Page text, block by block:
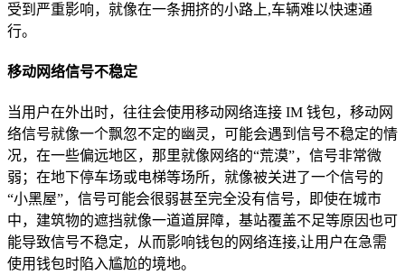
受到严重影响，就像在一条拥挤的小路上,车辆难以快速通
行。
移动网络信号不稳定
当用户在外出时，往往会使用移动网络连接 IM 钱包，移动网
络信号就像一个飘忽不定的幽灵，可能会遇到信号不稳定的情
况，在一些偏远地区，那里就像网络的“荒漠”，信号非常微
弱；在地下停车场或电梯等场所，就像被关进了一个信号的
“小黑屋”，信号可能会很弱甚至完全没有信号，即使在城市
中，建筑物的遮挡就像一道道屏障，基站覆盖不足等原因也可
能导致信号不稳定，从而影响钱包的网络连接,让用户在急需
使用钱包时陷入尴尬的境地。